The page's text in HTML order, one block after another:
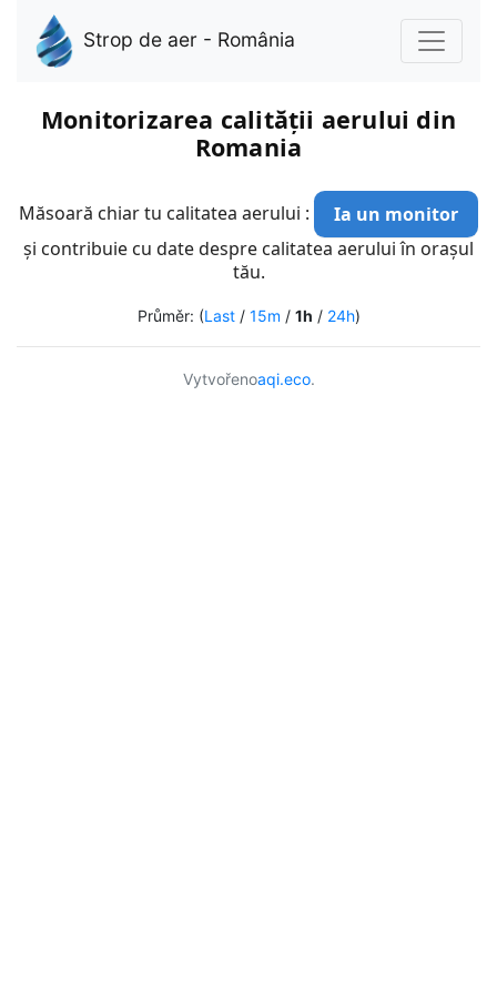
Strop de aer - România
Monitorizarea calității aerului din
Romania
Măsoară chiar tu calitatea aerului :
Ia un monitor
și contribuie cu date despre calitatea aerului în orașul
tău.
Průměr: (Last/ 15m / 1h / 24h)
Vytvořenoaqi.eco.